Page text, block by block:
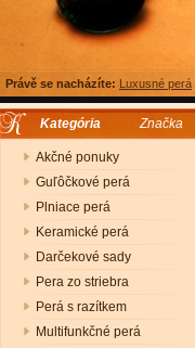
Právě se nacházíte: Luxusné perá
Kategória Značka
Akčné ponuky
Guľôčkové perá
Plniace perá
Keramické perá
Darčekové sady
Pera zo striebra
Perá s razítkem
Multifunkčné perá